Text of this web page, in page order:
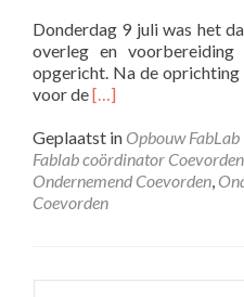
Donderdag 9 juli was het
overleg en
opgericht. Na de
voor deLees
overOprichting
stichting
FabLab
op
[…]
Geplaatst in Opbouw FabLab
Fablab coördinator Coevorden
Ondernemend Coevorden,
Coevorden